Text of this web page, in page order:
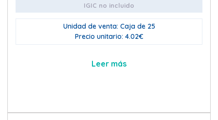
IGIC no incluido
Unidad de venta: Caja de 25
Precio unitario: 4.02€
Leer más